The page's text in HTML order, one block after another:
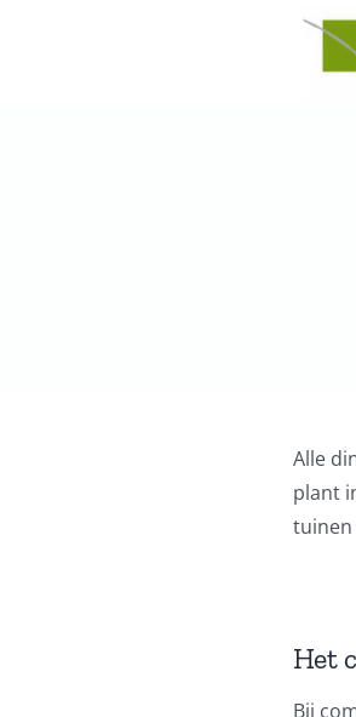
Alle
plant
tuinen
Het
Bij